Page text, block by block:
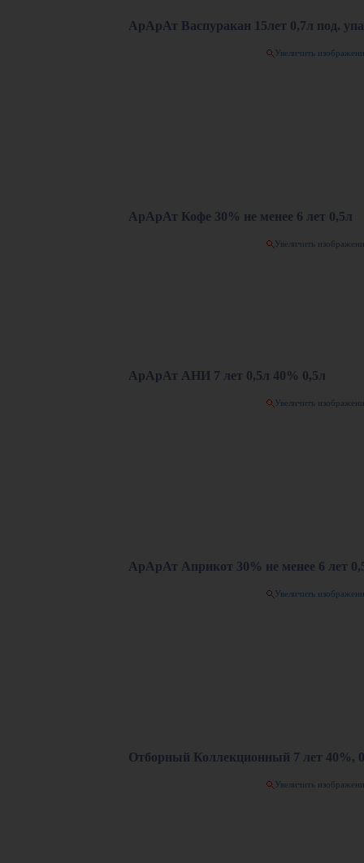
АрАрАт Васпуракан 15лет 0,7л под.
Увеличить
АрАрАт Кофе 30% не менее 6 лет 0,5л
Увеличить
АрАрАт АНИ 7 лет 0,5л 40% 0,5л
Увеличить
АрАрАт Априкот 30% не менее 6 лет
Увеличить
Отборный Коллекционный 7 лет 40%,
Увеличить